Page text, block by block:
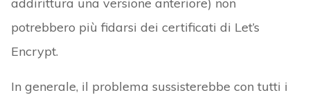
potrebbero più fidarsi dei certificati di Let’s
Encrypt.
In generale, il problema sussisterebbe con tutti i